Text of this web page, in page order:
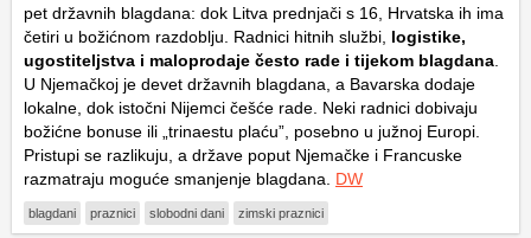
pet državnih blagdana: dok Litva prednjači s 16, Hrvatska ih ima
četiri u božićnom razdoblju. Radnici hitnih službi, logistike,
ugostiteljstva i maloprodaje često rade i tijekom blagdana
U Njemačkoj je devet državnih blagdana, a Bavarska dodaje
lokalne, dok istočni Nijemci češće rade. Neki radnici dobivaju
božićne bonuse ili „trinaestu plaću”, posebno u južnoj Europi.
Pristupi se razlikuju, a države poput Njemačke i Francuske
razmatraju moguće smanjenje blagdana. DW
blagdani praznici slobodni dani zimski praznici